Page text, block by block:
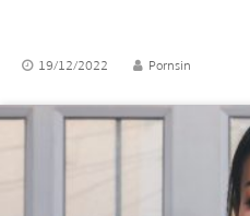
19/12/2022 Pornsin